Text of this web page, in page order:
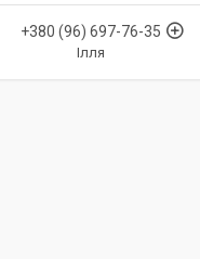
+380 (96) 697-76-35
Ілля